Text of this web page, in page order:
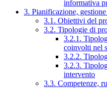
informativa
3. Pianificazione, gestione
3.1. Obiettivi del
3.2. Tipologie di
3.2.1.
coinvolti nel
3.2.2.
3.2.3.
intervento
3.3. Competenze,